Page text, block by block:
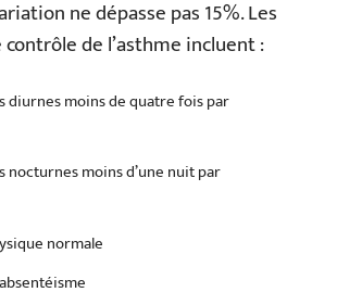
ne dépasse pas 15%. Les
de l’asthme incluent :
diurnes moins de quatre fois par
nocturnes moins d’une nuit par
normale